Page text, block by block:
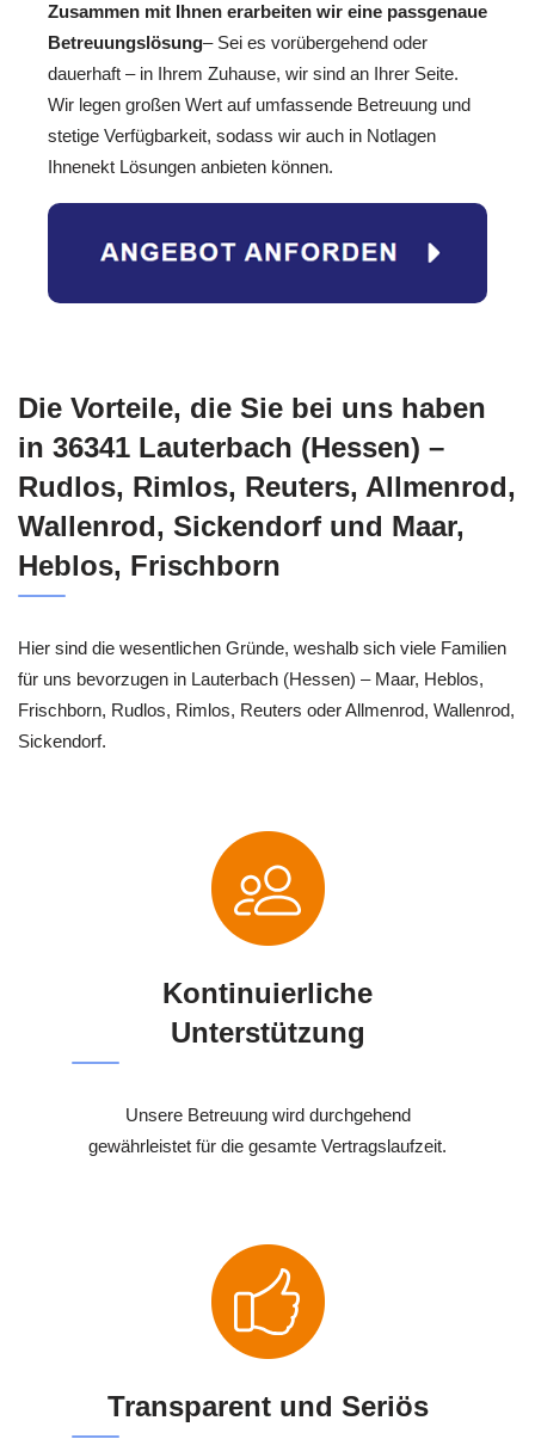
Zusammen mit Ihnen erarbeiten wir eine passgenaue
Betreuungslösung– Sei es vorübergehend oder
dauerhaft – in Ihrem Zuhause, wir sind an Ihrer Seite.
Wir legen großen Wert auf umfassende Betreuung und
stetige Verfügbarkeit, sodass wir auch in Notlagen
Ihnenekt Lösungen anbieten können.
Die Vorteile, die Sie bei uns haben
in 36341 Lauterbach (Hessen) –
Rudlos, Rimlos, Reuters, Allmenrod,
Wallenrod, Sickendorf und Maar,
Heblos, Frischborn
Hier sind die wesentlichen Gründe, weshalb sich viele Familien
für uns bevorzugen in Lauterbach (Hessen) – Maar, Heblos,
Frischborn, Rudlos, Rimlos, Reuters oder Allmenrod, Wallenrod,
Sickendorf.
Kontinuierliche
Unterstützung
Unsere Betreuung wird durchgehend
gewährleistet für die gesamte Vertragslaufzeit.
Transparent und Seriös